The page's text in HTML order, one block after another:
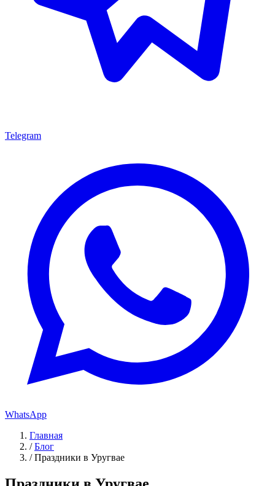
Telegram
WhatsApp
Главная
/Блог
/Праздники в Уругвае